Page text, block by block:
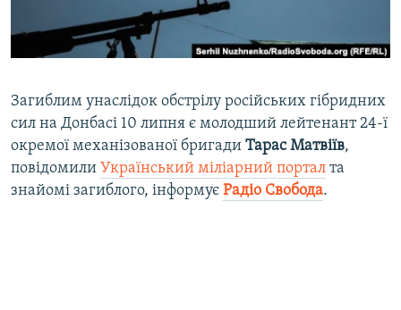
ВІДЕОУРОКИ «ELIFBE»
СВІДЧЕННЯ ОКУПАЦІЇ
ІНФОГРАФІКА
Русский
Qırımtatar
Усі сайти RFE/RL
Загиблим унаслідок обстрілу російських гібридних
сил на Донбасі 10 липня є молодший лейтенант 24-ї
окремої механізованої бригади Тарас Матвіїв,
повідомили Український міліарний портал та
знайомі загиблого, інформує Радіо Свобода.